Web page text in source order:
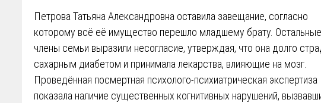
Петрова Татьяна Александровна оставила завещание, согласно
которому всё её имущество перешло младшему брату. Остальные
члены семьи выразили несогласие, утверждая, что она долго
сахарным диабетом и принимала лекарства, влияющие на мозг.
Проведённая посмертная психолого-психиатрическая экспертиза
показала наличие существенных когнитивных нарушений,